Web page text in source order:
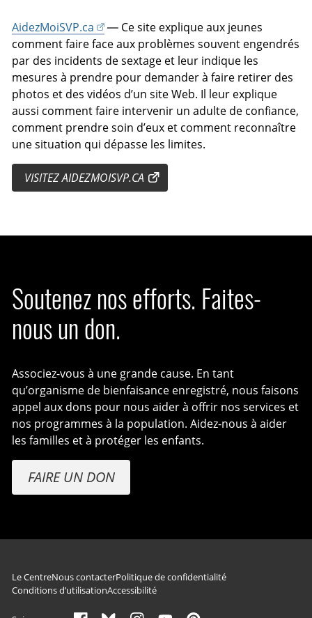
AidezMoiSVP.ca
— Ce site explique aux jeunes
comment faire face aux problèmes souvent engendrés
par des incidents de sextage et leur indique les
mesures à prendre pour demander à faire retirer des
photos et des vidéos d’un site Web. Il leur explique
aussi comment faire intervenir un adulte de confiance,
comment prendre soin d’eux et comment reconnaître
une situation qui dépasse les limites.
VISITEZ AIDEZMOISVP.CA
Soutenez nos efforts. Faites-
nous un don.
Associez-vous à une grande cause. En tant
qu’organisme de bienfaisance enregistré, nous faisons
appel aux dons pour nous aider à offrir nos services et
nos programmes à la population. Aidez-nous à aider
les familles et à protéger les enfants.
FAIRE UN DON
Navigation du pied de page
Le CentreNous contacterPolitique de confidentialité
Conditions d’utilisationAccessibilité